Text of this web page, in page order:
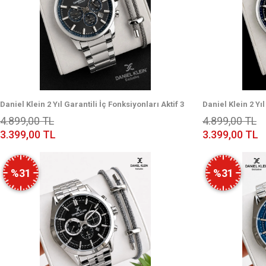
Daniel Klein 2 Yıl Garantili İç Fonksiyonları Aktif 3
Atm Suya Dayanıklı Erkek Kol Saati EDK.2.14440-4
4.899,00 TL
3.399,00 TL
Daniel Klein 2
Atm Suya
4.899,00 TL
3.399,00 TL
%31 %31